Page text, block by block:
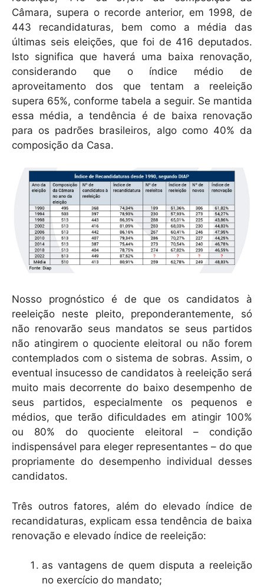
Câmara, supera o recorde anterior, em 1998, de
443 recandidaturas, bem como a média das
últimas seis eleições, que foi de 416 deputados.
Isto significa que haverá uma baixa renovação,
considerando que o índice médio de
aproveitamento dos que tentam a reeleição
supera 65%, conforme tabela a seguir. Se mantida
essa média, a tendência é de baixa renovação
para os padrões brasileiros, algo como 40% da
composição da Casa.
Nosso prognóstico é de que os candidatos à
reeleição neste pleito, preponderantemente, só
não renovarão seus mandatos se seus partidos
não atingirem o quociente eleitoral ou não forem
contemplados com o sistema de sobras. Assim, o
eventual insucesso de candidatos à reeleição será
muito mais decorrente do baixo desempenho de
seus partidos, especialmente os pequenos e
médios, que terão dificuldades em atingir 100%
ou 80% do quociente eleitoral – condição
indispensável para eleger representantes – do que
propriamente do desempenho individual desses
candidatos.
Três outros fatores, além do elevado índice de
recandidaturas, explicam essa tendência de baixa
renovação e elevado índice de reeleição:
as vantagens de quem disputa a reeleição
no exercício do mandato;